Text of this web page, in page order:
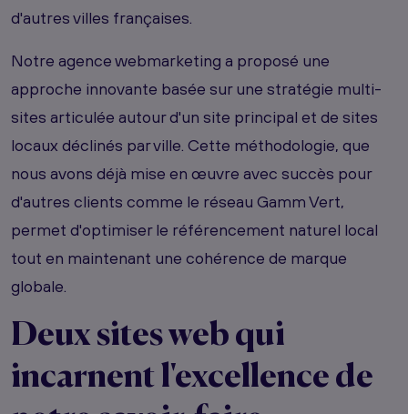
d'autres villes françaises.
Notre agence webmarketing a proposé une
approche innovante basée sur une stratégie multi-
sites articulée autour d'un site principal et de sites
locaux déclinés par ville. Cette méthodologie, que
nous avons déjà mise en œuvre avec succès pour
d'autres clients comme le réseau Gamm Vert,
permet d'optimiser le référencement naturel local
tout en maintenant une cohérence de marque
globale.
Deux sites web qui
incarnent l'excellence de